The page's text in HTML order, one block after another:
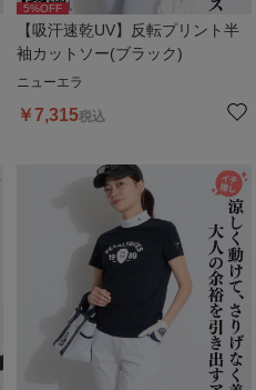
5%OFF
【吸汗速乾UV】反転プリント半
袖カットソー(ブラック)
ニューエラ
￥7,315税込